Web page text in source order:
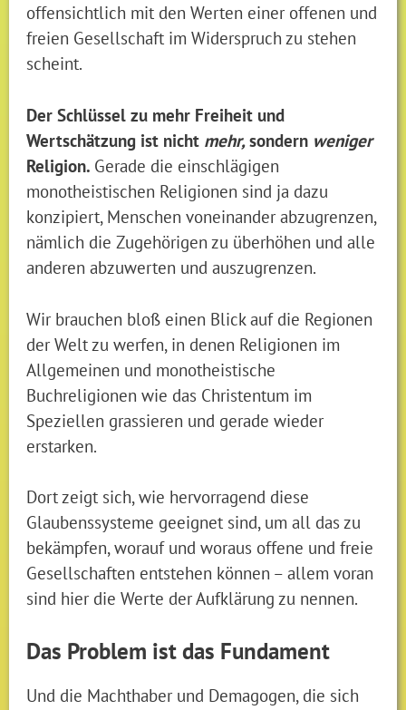
offensichtlich mit den Werten einer offenen und
freien Gesellschaft im Widerspruch zu stehen
scheint.
Der Schlüssel zu mehr Freiheit und
Wertschätzung ist nicht mehr,sondern weniger
Religion. Gerade die einschlägigen
monotheistischen Religionen sind ja dazu
konzipiert, Menschen voneinander abzugrenzen,
nämlich die Zugehörigen zu überhöhen und alle
anderen abzuwerten und auszugrenzen.
Wir brauchen bloß einen Blick auf die Regionen
der Welt zu werfen, in denen Religionen im
Allgemeinen und monotheistische
Buchreligionen wie das Christentum im
Speziellen grassieren und gerade wieder
erstarken.
Dort zeigt sich, wie hervorragend diese
Glaubenssysteme geeignet sind, um all das zu
bekämpfen, worauf und woraus offene und freie
Gesellschaften entstehen können – allem voran
sind hier die Werte der Aufklärung zu nennen.
Das Problem ist das Fundament
Und die Machthaber und Demagogen, die sich